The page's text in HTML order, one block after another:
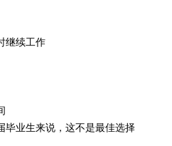
继续工作
毕业生来说，这不是最佳选择